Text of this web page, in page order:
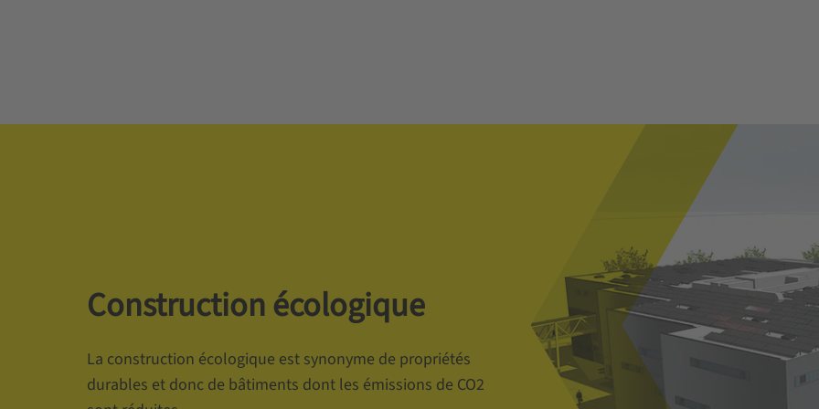
Construction écologique
La construction écologique est synonyme de propriétés
durables et donc de bâtiments dont les émissions de CO2